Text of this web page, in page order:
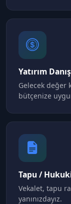
Yatırım
Gelecek
bütçenize
Tapu /
Vekalet, tapu
yanınızdayız.